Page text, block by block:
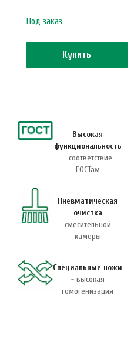
Под заказ
Купить
Высокая
функциональность
- соответствие
ГОСТам
Пневматическая
очистка
смесительной
камеры
Специальные ножи
- высокая
гомогенизация